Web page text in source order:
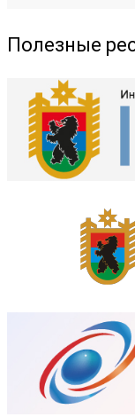
Полезные